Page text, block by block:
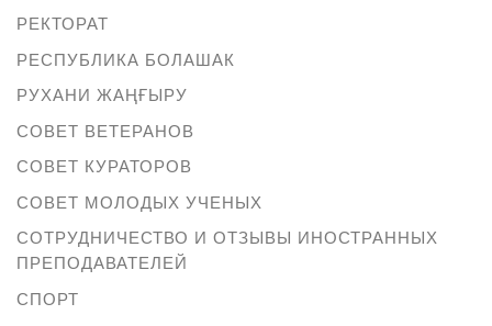
РЕКТОРАТ
РЕСПУБЛИКА БОЛАШАК
РУХАНИ ЖАҢҒЫРУ
СОВЕТ ВЕТЕРАНОВ
СОВЕТ КУРАТОРОВ
СОВЕТ МОЛОДЫХ УЧЕНЫХ
СОТРУДНИЧЕСТВО И ОТЗЫВЫ ИНОСТРАННЫХ
ПРЕПОДАВАТЕЛЕЙ
СПОРТ